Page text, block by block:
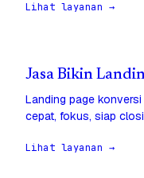
Lihat layanan →
Jasa Bikin
Landing page
cepat, fokus, siap
Lihat layanan →